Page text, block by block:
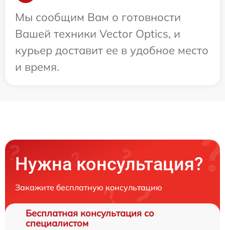
Мы сообщим Вам о готовности
Вашей техники Vector Optics, и
курьер доставит ее в удобное место
и время.
Нужна консультация?
Закажите бесплатную консультацию
Бесплатная консультация со
специалистом